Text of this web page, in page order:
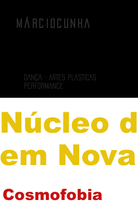
MÁRCIOCUNHA
DANÇA - ARTES PLÁSTICAS
PERFORMANCE
Núcleo
em
Cosmofobia